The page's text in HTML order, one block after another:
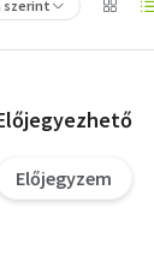
szerint
Előjegyzem